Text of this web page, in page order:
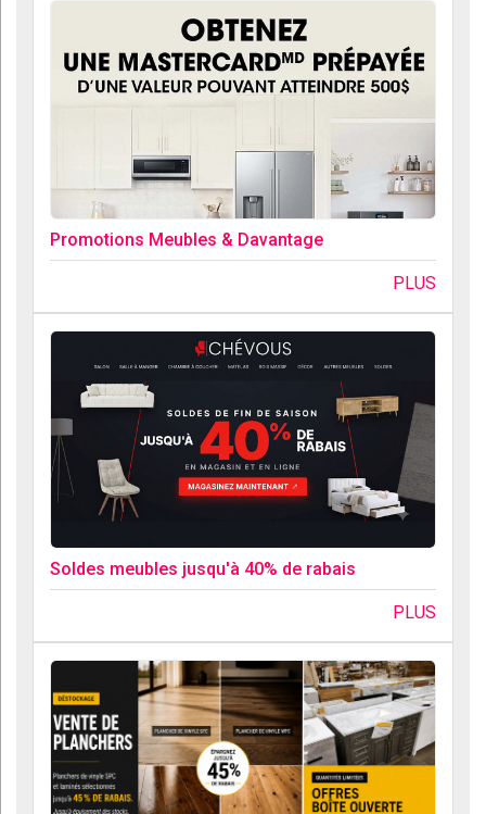
Promotions Meubles & Davantage
PLUS
Soldes meubles jusqu'à 40% de rabais
PLUS